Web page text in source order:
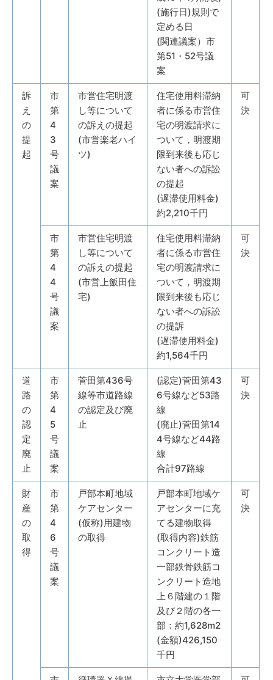
(施行日)規則で
定める日
(関連議案）市
第51・52号議
案
訴
え
の
提
起
市
第
4
3
号
議
案
市営住宅明渡
し等について
の訴えの提起
(市営楽老ハイ
ツ)
住宅使用料滞納
者に係る市営住
宅の明渡請求に
ついて，明渡期
限到来後も応じ
ない者への訴訟
の提起
(遅滞使用料金)
約2,210千円
可
決
市
第
4
4
号
議
案
市営住宅明渡
し等について
の訴えの提起
(市営上飯田住
宅)
住宅使用料滞納
者に係る市営住
宅の明渡請求に
ついて，明渡期
限到来後も応じ
ない者への訴訟
の提訴
(遅滞使用料金)
約1,564千円
可
決
道
路
の
認
定
廃
止
市
第
4
5
号
議
案
菅田第436号
線等市道路線
の認定及び廃
止
(認定)菅田第43
6号線など53路
線
(廃止)菅田第14
4号線など44路
線
合計97路線
可
決
財
産
の
取
得
市
第
4
6
号
議
案
戸部本町地域
ケアセンター
(仮称)用建物
の取得
戸部本町地域ケ
アセンターに充
てる建物取得
(取得内容)鉄筋
コンクリート造
一部鉄骨鉄筋コ
ンクリート造地
上６階建の１階
及び２階の各一
部：約1,628m2
(金額)426,150
千円
可
決